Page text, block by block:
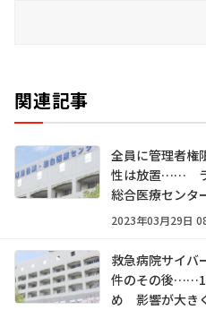
関連記事
全員に管理者権
性は放置…… ラ
総合医療センタ
2023年03月29日
救急病院サイバ
件のその後
め 影響が大き